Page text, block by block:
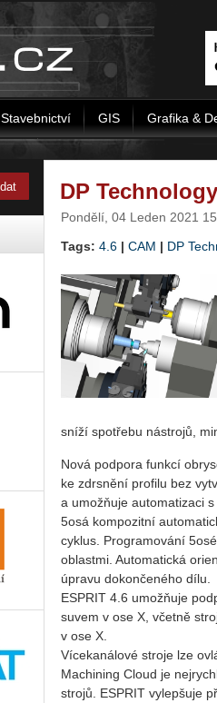
Stavebnictví GIS Grafika &
DP
Pondělí, 04 Leden 2021
Tags: 4.6 | CAM | DP
sníží spo­tře­bu ná­stro­jů,
Nová pod­po­ra funk­cí
ke zdrs­ně­ní pro­fi­lu bez
a umožňuje au­to­ma­ti­za­ci
5osá kom­po­zit­ní
cyk­lus. Pro­gra­mo­vá­ní
ob­last­mi. Au­to­ma­tic­ká
úpra­vu do­kon­če­né­ho dílu.
ESPRIT 4.6 umož­ňu­je
su­vem v ose X, včet­ně
v ose X.
Ví­ce­ka­ná­lo­vé stro­je lze
Ma­chi­ning Cloud je
stro­jů. ESPRIT vy­lep­šu­je